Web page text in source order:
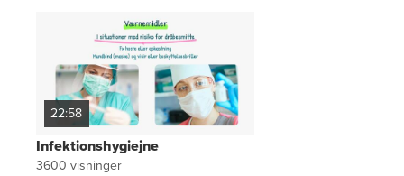
22:58
Infektionshygiejne
3600 visninger